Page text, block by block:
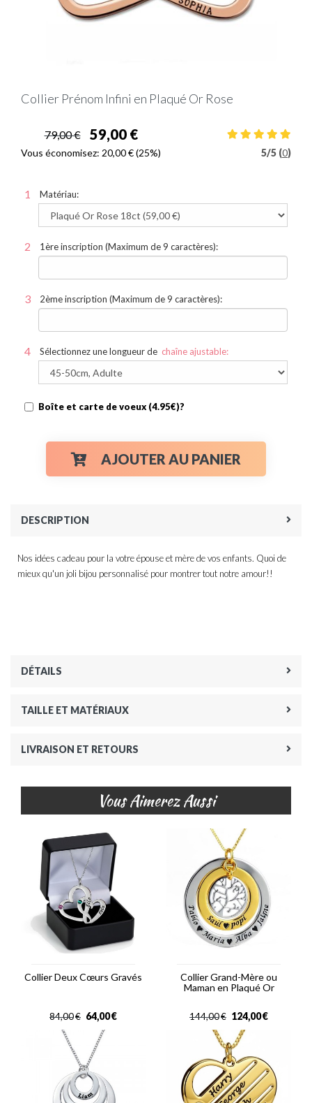
Collier Prénom Infini en Plaqué Or Rose
79,00 € 59,00 €
Vous économisez: 20,00 €(25%) 5/5 (0)
Matériau:
1ère inscription (Maximum de 9 caractères):
2ème inscription (Maximum de 9 caractères):
Sélectionnez une longueur de chaîne ajustable:
Boîte et carte de voeux (4.95€)?
AJOUTER AU PANIER
DESCRIPTION
Nos idées cadeau pour la votre épouse et mère de vos enfants. Quoi de
mieux qu'un joli bijou personnalisé pour montrer tout notre amour!!
DÉTAILS
TAILLE ET MATÉRIAUX
LIVRAISON ET RETOURS
Vous Aimerez Aussi
Collier Deux Cœurs Gravés
€
84,00 €
64,00
Collier Grand-Mère ou
Maman en Plaqué Or
€
144,00 €
124,00